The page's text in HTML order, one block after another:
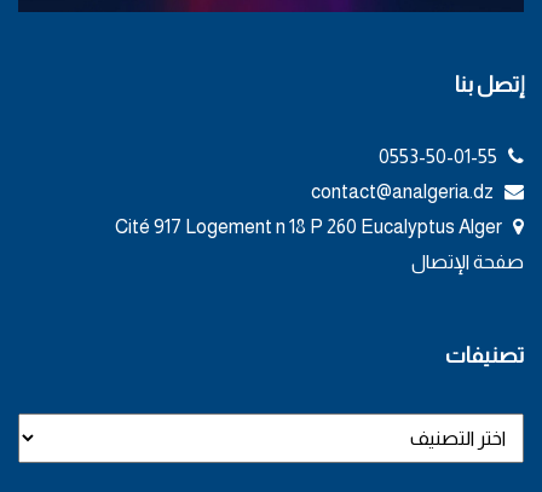
إتصل بنا
صفحة الإتصال
تصنيفات